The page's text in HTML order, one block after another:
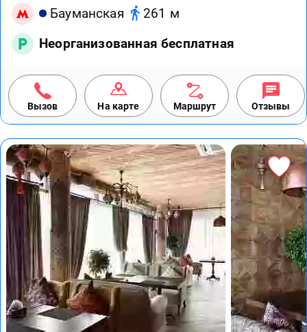
Бауманская
261 м
Неорганизованная бесплатная
Вызов На карте Маршрут Отзывы